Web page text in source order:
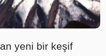
yeni bir keşif